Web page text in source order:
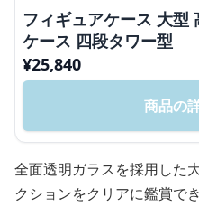
フィギュアケース 大型
ケース 四段タワー型
¥25,840
商品の
全面透明ガラスを採用した
クションをクリアに鑑賞でき